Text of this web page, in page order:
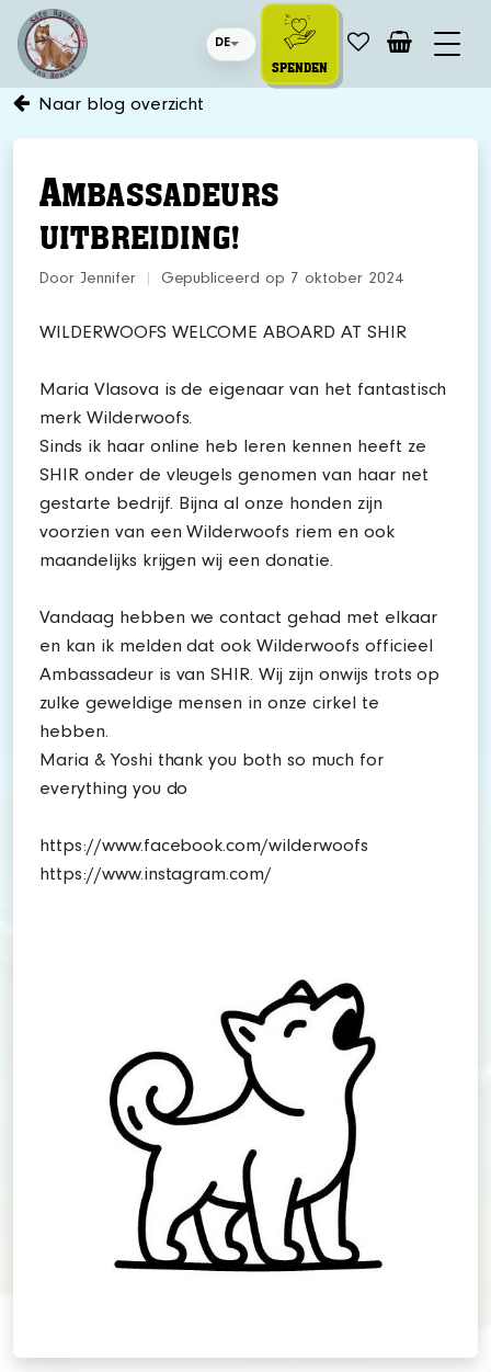
DE
SPENDEN
Naar blog overzicht
AMBASSADEURS
UITBREIDING!
Door Jennifer Gepubliceerd op 7 oktober 2024
WILDERWOOFS WELCOME ABOARD AT SHIR
Maria Vlasova is de eigenaar van het fantastisch
merk Wilderwoofs.
Sinds ik haar online heb leren kennen heeft ze
SHIR onder de vleugels genomen van haar net
gestarte bedrijf. Bijna al onze honden zijn
voorzien van een Wilderwoofs riem en ook
maandelijks krijgen wij een donatie.
Vandaag hebben we contact gehad met elkaar
en kan ik melden dat ook Wilderwoofs officieel
Ambassadeur is van SHIR. Wij zijn onwijs trots op
zulke geweldige mensen in onze cirkel te
hebben.
Maria & Yoshi thank you both so much for
everything you do
https://www.facebook.com/wilderwoofs
https://www.instagram.com/